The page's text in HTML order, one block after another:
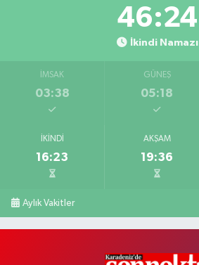
46:24
İkindi Namazı
İMSAK
03:38
GÜNEŞ
05:18
İKINDI
16:23
AKŞAM
19:36
Aylık Vakitler